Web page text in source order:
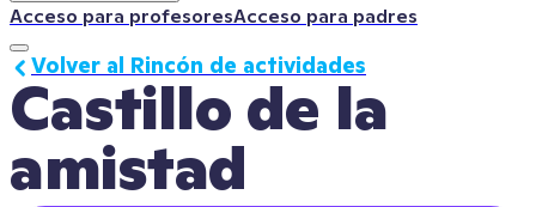
Acceso para profesoresAcceso para padres
Castillo de la
amistad
Volver al Rincón de actividades